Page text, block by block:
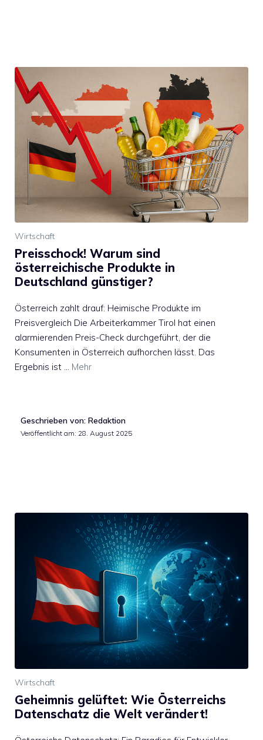
Wirtschaft
Preisschock! Warum sind
österreichische Produkte in
Deutschland günstiger?
Österreich zahlt drauf: Heimische Produkte im
Preisvergleich Die Arbeiterkammer Tirol hat einen
alarmierenden Preis-Check durchgeführt, der die
Konsumenten in Österreich aufhorchen lässt. Das
Ergebnis ist … Mehr
Geschrieben von: Redaktion
Veröffentlicht am: 28. August 2025
Wirtschaft
Geheimnis gelüftet: Wie Österreichs
Datenschatz die Welt verändert!